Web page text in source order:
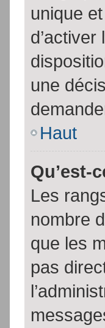
unique
une
Haut
Qu’est-
Les
nombre
que les
pas